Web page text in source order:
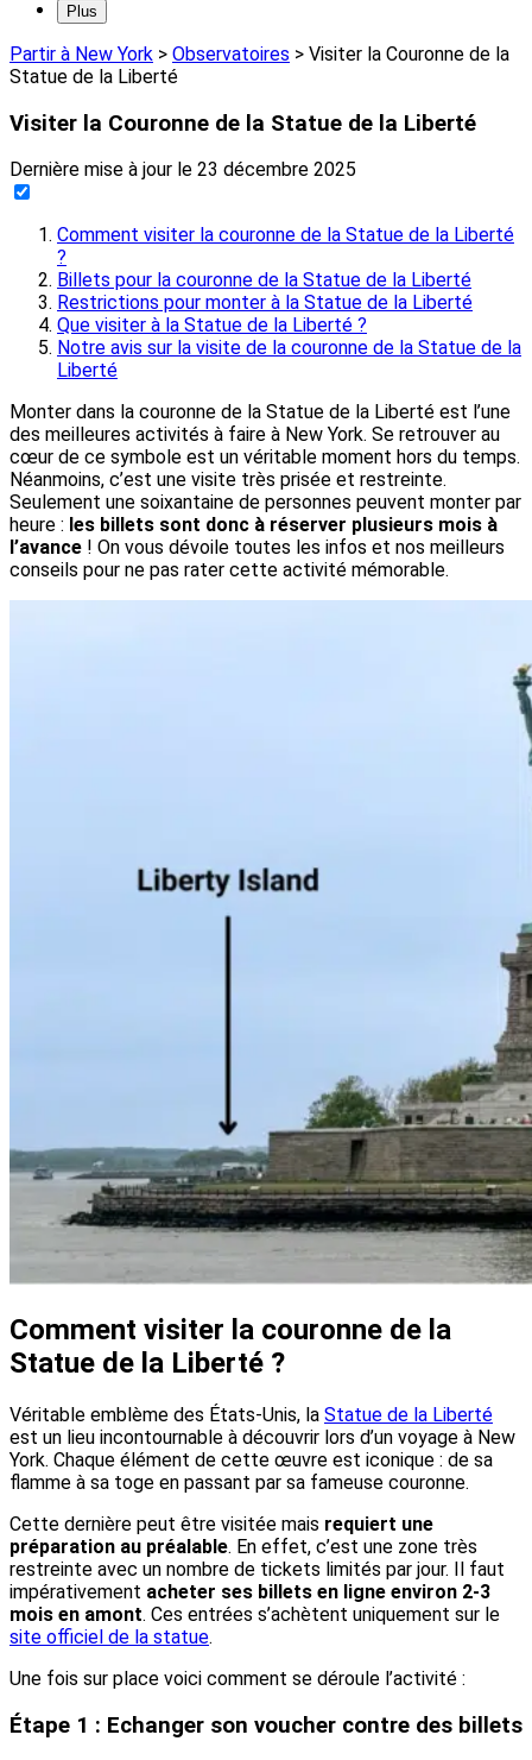
Plus
Partir à New York > Observatoires > Visiter la Couronne de la
Statue de la Liberté
Visiter la Couronne de la Statue de la Liberté
Dernière mise à jour le 23 décembre 2025
Comment visiter la couronne de la Statue de la Liberté
?
Billets pour la couronne de la Statue de la Liberté
Restrictions pour monter à la Statue de la Liberté
Que visiter à la Statue de la Liberté ?
Notre avis sur la visite de la couronne de la Statue de la
Liberté
Monter dans la couronne de la Statue de la Liberté est l’une
des meilleures activités à faire à New York. Se retrouver au
cœur de ce symbole est un véritable moment hors du temps.
Néanmoins, c’est une visite très prisée et restreinte.
Seulement une soixantaine de personnes peuvent monter par
heure : les billets sont donc à réserver plusieurs mois à
l’avance ! On vous dévoile toutes les infos et nos meilleurs
conseils pour ne pas rater cette activité mémorable.
Comment visiter la couronne de la
Statue de la Liberté ?
Véritable emblème des États-Unis, la Statue de la Liberté
est un lieu incontournable à découvrir lors d’un voyage à New
York. Chaque élément de cette œuvre est iconique : de sa
flamme à sa toge en passant par sa fameuse couronne.
Cette dernière peut être visitée mais requiert une
préparation au préalable. En effet, c’est une zone très
restreinte avec un nombre de tickets limités par jour. Il faut
impérativement acheter ses billets en ligne environ 2-3
mois en amont. Ces entrées s’achètent uniquement sur le
site officiel de la statue.
Une fois sur place voici comment se déroule l’activité :
Étape 1 : Echanger son voucher contre des billets